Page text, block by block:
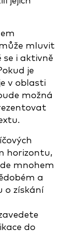
mluvit
i aktivně
je
v oblasti
možná
horizontu,
mnohem
a
o získání
do